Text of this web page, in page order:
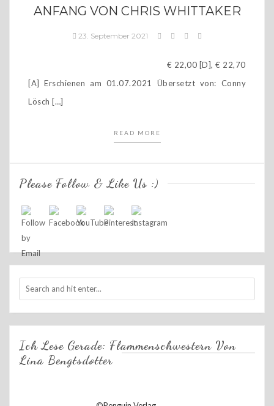
ANFANG VON CHRIS WHITTAKER
23. September 2021
€ 22,00 [D], € 22,70
[A] Erschienen am 01.07.2021 Übersetzt von: Conny
Lösch […]
READ MORE
Please Follow & Like Us :)
Ich Lese Gerade: Flammenschwestern Von
Lina Bengtsdotter